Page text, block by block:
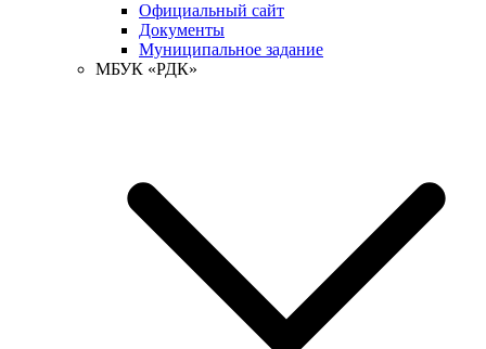
Официальный сайт
Документы
Муниципальное задание
МБУК «РДК»